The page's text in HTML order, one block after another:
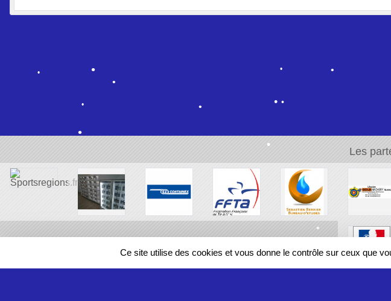
Les
•
•
•
•
• •
•
•
Ce site utilise des cookies et vous donne le contrôle sur ceux que